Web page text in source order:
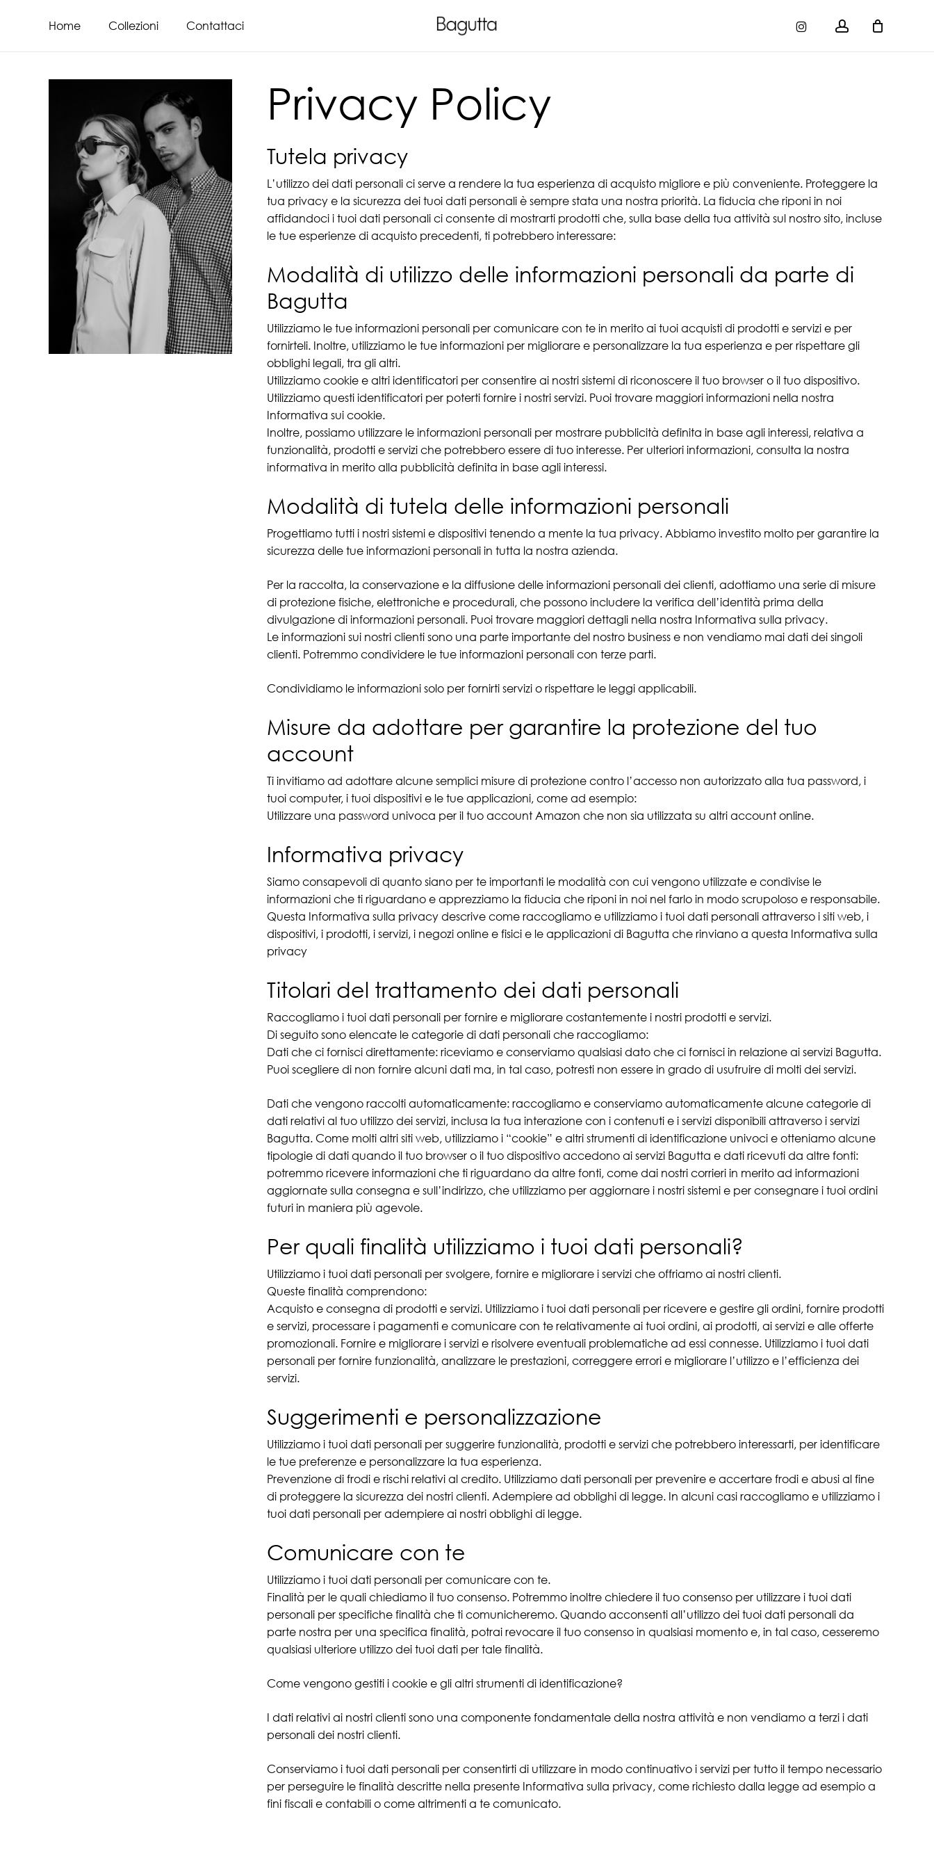
Home Collezioni Contattaci account
instagram
Privacy Policy
Tutela privacy
L’utilizzo dei dati personali ci serve a rendere la tua esperienza di acquisto migliore e più conveniente. Proteggere la
tua privacy e la sicurezza dei tuoi dati personali è sempre stata una nostra priorità. La fiducia che riponi in noi
affidandoci i tuoi dati personali ci consente di mostrarti prodotti che, sulla base della tua attività sul nostro sito, incluse
le tue esperienze di acquisto precedenti, ti potrebbero interessare:
Modalità di utilizzo delle informazioni personali da parte di
Bagutta
Utilizziamo le tue informazioni personali per comunicare con te in merito ai tuoi acquisti di prodotti e servizi e per
fornirteli. Inoltre, utilizziamo le tue informazioni per migliorare e personalizzare la tua esperienza e per rispettare gli
obblighi legali, tra gli altri.
Utilizziamo cookie e altri identificatori per consentire ai nostri sistemi di riconoscere il tuo browser o il tuo dispositivo.
Utilizziamo questi identificatori per poterti fornire i nostri servizi. Puoi trovare maggiori informazioni nella nostra
Informativa sui cookie.
Inoltre, possiamo utilizzare le informazioni personali per mostrare pubblicità definita in base agli interessi, relativa a
funzionalità, prodotti e servizi che potrebbero essere di tuo interesse. Per ulteriori informazioni, consulta la nostra
informativa in merito alla pubblicità definita in base agli interessi.
Modalità di tutela delle informazioni personali
Progettiamo tutti i nostri sistemi e dispositivi tenendo a mente la tua privacy. Abbiamo investito molto per garantire la
sicurezza delle tue informazioni personali in tutta la nostra azienda.
Per la raccolta, la conservazione e la diffusione delle informazioni personali dei clienti, adottiamo una serie di misure
di protezione fisiche, elettroniche e procedurali, che possono includere la verifica dell’identità prima della
divulgazione di informazioni personali. Puoi trovare maggiori dettagli nella nostra Informativa sulla privacy.
Le informazioni sui nostri clienti sono una parte importante del nostro business e non vendiamo mai dati dei singoli
clienti. Potremmo condividere le tue informazioni personali con terze parti.
Condividiamo le informazioni solo per fornirti servizi o rispettare le leggi applicabili.
Misure da adottare per garantire la protezione del tuo
account
Ti invitiamo ad adottare alcune semplici misure di protezione contro l’accesso non autorizzato alla tua password, i
tuoi computer, i tuoi dispositivi e le tue applicazioni, come ad esempio:
Utilizzare una password univoca per il tuo account Amazon che non sia utilizzata su altri account online.
Informativa privacy
Siamo consapevoli di quanto siano per te importanti le modalità con cui vengono utilizzate e condivise le
informazioni che ti riguardano e apprezziamo la fiducia che riponi in noi nel farlo in modo scrupoloso e responsabile.
Questa Informativa sulla privacy descrive come raccogliamo e utilizziamo i tuoi dati personali attraverso i siti web, i
dispositivi, i prodotti, i servizi, i negozi online e fisici e le applicazioni di Bagutta che rinviano a questa Informativa sulla
privacy
Titolari del trattamento dei dati personali
Raccogliamo i tuoi dati personali per fornire e migliorare costantemente i nostri prodotti e servizi.
Di seguito sono elencate le categorie di dati personali che raccogliamo:
Dati che ci fornisci direttamente: riceviamo e conserviamo qualsiasi dato che ci fornisci in relazione ai servizi Bagutta.
Puoi scegliere di non fornire alcuni dati ma, in tal caso, potresti non essere in grado di usufruire di molti dei servizi.
Dati che vengono raccolti automaticamente: raccogliamo e conserviamo automaticamente alcune categorie di
dati relativi al tuo utilizzo dei servizi, inclusa la tua interazione con i contenuti e i servizi disponibili attraverso i servizi
Bagutta. Come molti altri siti web, utilizziamo i “cookie” e altri strumenti di identificazione univoci e otteniamo alcune
tipologie di dati quando il tuo browser o il tuo dispositivo accedono ai servizi Bagutta e dati ricevuti da altre fonti:
potremmo ricevere informazioni che ti riguardano da altre fonti, come dai nostri corrieri in merito ad informazioni
aggiornate sulla consegna e sull’indirizzo, che utilizziamo per aggiornare i nostri sistemi e per consegnare i tuoi ordini
futuri in maniera più agevole.
Per quali finalità utilizziamo i tuoi dati personali?
Utilizziamo i tuoi dati personali per svolgere, fornire e migliorare i servizi che offriamo ai nostri clienti.
Queste finalità comprendono:
Acquisto e consegna di prodotti e servizi. Utilizziamo i tuoi dati personali per ricevere e gestire gli ordini, fornire prodotti
e servizi, processare i pagamenti e comunicare con te relativamente ai tuoi ordini, ai prodotti, ai servizi e alle offerte
promozionali. Fornire e migliorare i servizi e risolvere eventuali problematiche ad essi connesse. Utilizziamo i tuoi dati
personali per fornire funzionalità, analizzare le prestazioni, correggere errori e migliorare l’utilizzo e l’efficienza dei
servizi.
Suggerimenti e personalizzazione
Utilizziamo i tuoi dati personali per suggerire funzionalità, prodotti e servizi che potrebbero interessarti, per identificare
le tue preferenze e personalizzare la tua esperienza.
Prevenzione di frodi e rischi relativi al credito. Utilizziamo dati personali per prevenire e accertare frodi e abusi al fine
di proteggere la sicurezza dei nostri clienti. Adempiere ad obblighi di legge. In alcuni casi raccogliamo e utilizziamo i
tuoi dati personali per adempiere ai nostri obblighi di legge.
Comunicare con te
Utilizziamo i tuoi dati personali per comunicare con te.
Finalità per le quali chiediamo il tuo consenso. Potremmo inoltre chiedere il tuo consenso per utilizzare i tuoi dati
personali per specifiche finalità che ti comunicheremo. Quando acconsenti all’utilizzo dei tuoi dati personali da
parte nostra per una specifica finalità, potrai revocare il tuo consenso in qualsiasi momento e, in tal caso, cesseremo
qualsiasi ulteriore utilizzo dei tuoi dati per tale finalità.
Come vengono gestiti i cookie e gli altri strumenti di identificazione?
I dati relativi ai nostri clienti sono una componente fondamentale della nostra attività e non vendiamo a terzi i dati
personali dei nostri clienti.
Conserviamo i tuoi dati personali per consentirti di utilizzare in modo continuativo i servizi per tutto il tempo necessario
per perseguire le finalità descritte nella presente Informativa sulla privacy, come richiesto dalla legge ad esempio a
fini fiscali e contabili o come altrimenti a te comunicato.